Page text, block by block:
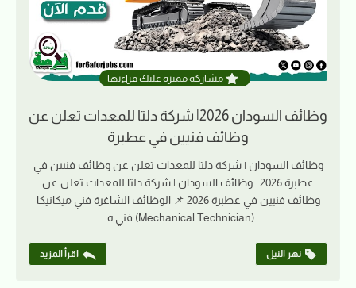
مشاركة مميزة عليك قراءتها
وظائف السودان 2026| شركة دلتا للمعدات تعلن عن
وظائف فنيين في عطبرة
وظائف السودان | شركة دلتا للمعدات تعلن عن وظائف فنيين في
عطبرة 2026 وظائف السودان | شركة دلتا للمعدات تعلن عن
وظائف فنيين في عطبرة 2026 📌 الوظائف الشاغرة فني ميكانيكا
(Mechanical Technician) فني ه…
نهر النيل اقرأ المزيد